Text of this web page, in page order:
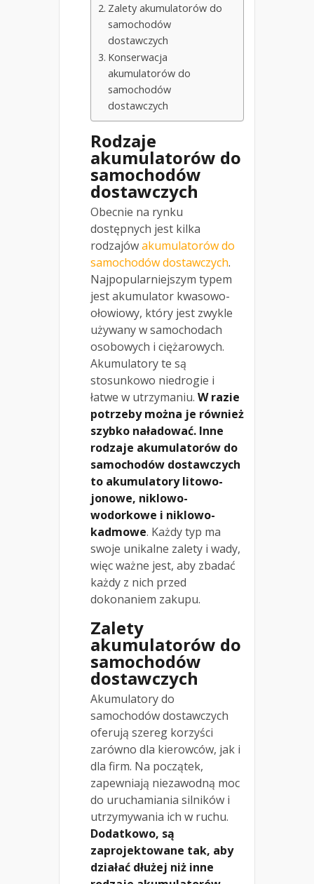
Zalety akumulatorów do
samochodów
dostawczych
Konserwacja
akumulatorów do
samochodów
dostawczych
Rodzaje
akumulatorów do
samochodów
dostawczych
Obecnie na rynku
dostępnych jest kilka
rodzajówakumulatorów do
samochodów dostawczych.
Najpopularniejszym typem
jest akumulator kwasowo-
ołowiowy, który jest zwykle
używany w samochodach
osobowych i ciężarowych.
Akumulatory te są
stosunkowo niedrogie i
łatwe w utrzymaniu. W razie
potrzeby można je również
szybko naładować. Inne
rodzaje akumulatorów do
samochodów dostawczych
to akumulatory litowo-
jonowe, niklowo-
wodorkowe i niklowo-
kadmowe. Każdy typ ma
swoje unikalne zalety i wady,
więc ważne jest, aby zbadać
każdy z nich przed
dokonaniem zakupu.
Zalety
akumulatorów do
samochodów
dostawczych
Akumulatory do
samochodów dostawczych
oferują szereg korzyści
zarówno dla kierowców, jak i
dla firm. Na początek,
zapewniają niezawodną moc
do uruchamiania silników i
utrzymywania ich w ruchu.
Dodatkowo, są
zaprojektowane tak, aby
działać dłużej niż inne